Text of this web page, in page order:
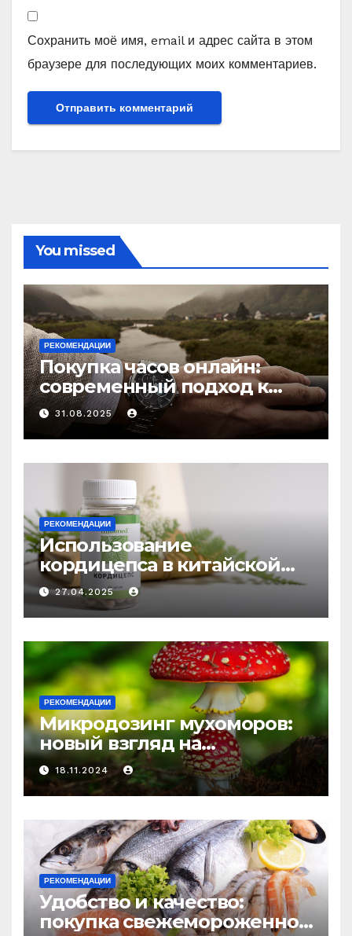
Сохранить моё имя, email и адрес сайта в этом
браузере для последующих моих комментариев.
You missed
РЕКОМЕНДАЦИИ
Покупка часов онлайн:
современный подход к
выбору аксессуаров
31.08.2025
РЕКОМЕНДАЦИИ
Использование
кордицепса в китайской
медицине: природное
средство против усталости
и истощения
27.04.2025
РЕКОМЕНДАЦИИ
Микродозинг мухоморов:
новый взгляд на
психоделику
18.11.2024
РЕКОМЕНДАЦИИ
Удобство и качество:
покупка свежемороженной